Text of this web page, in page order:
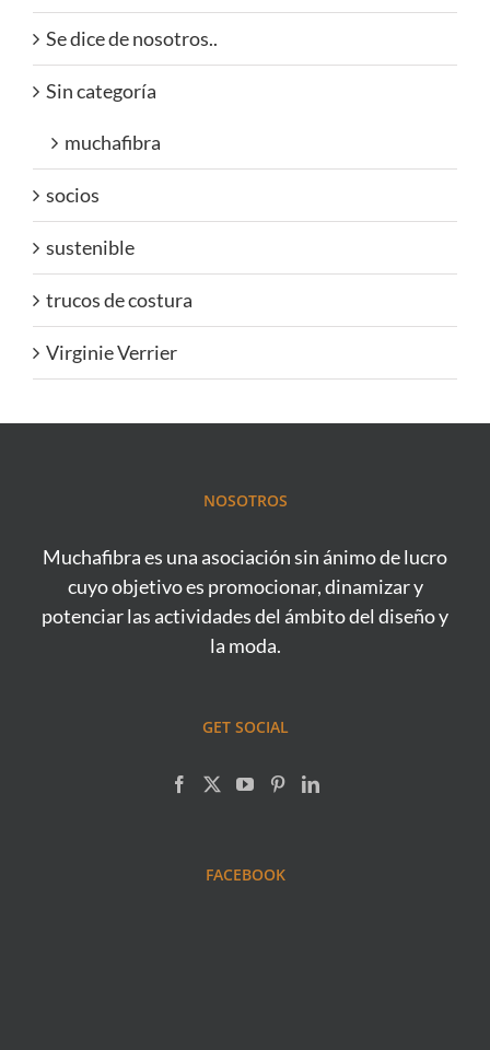
Se dice de nosotros..
Sin categoría
muchafibra
socios
sustenible
trucos de costura
Virginie Verrier
NOSOTROS
Muchafibra es una asociación sin ánimo de lucro
cuyo objetivo es promocionar, dinamizar y
potenciar las actividades del ámbito del diseño y
la moda.
GET SOCIAL
FACEBOOK